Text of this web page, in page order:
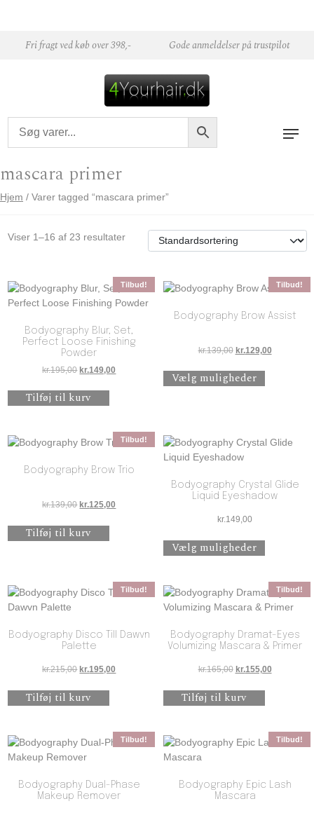
Fri fragt ved køb over 398,- Gode anmeldelser på trustpilot
mascara primer
Hjem / Varer tagged “mascara primer”
Viser 1–16 af 23 resultater
Tilbud!
Bodyography Blur, Set,
Perfect Loose Finishing
Powder
kr.195,00 Den oprindelige pris var: kr.195,00.
kr.149,00 Den aktuelle pris er: kr.149,00.
Tilføj til kurv
Tilbud!
Bodyography Brow Assist
kr.139,00 Den oprindelige pris
kr.129,00Den
Vælg muligheder
Tilbud!
Bodyography Brow Trio
kr.139,00 Den oprindelige pris var: kr.139,00.
kr.125,00 Den aktuelle pris er: kr.125,00.
Tilføj til kurv
Bodyography Crystal Glide
Liquid Eyeshadow
kr.149,00
Vælg muligheder
Tilbud!
Bodyography Disco Till Dawvn
Palette
kr.215,00 Den oprindelige pris var: kr.215,00.
kr.195,00 Den aktuelle pris er: kr.195,00.
Tilføj til kurv
Tilbud!
Bodyography Dramat-Eyes
Volumizing Mascara & Primer
kr.165,00 Den oprindelige pris
kr.155,00Den
Tilføj til kurv
Tilbud!
Bodyography Dual-Phase
Makeup Remover
Tilbud!
Bodyography Epic Lash
Mascara